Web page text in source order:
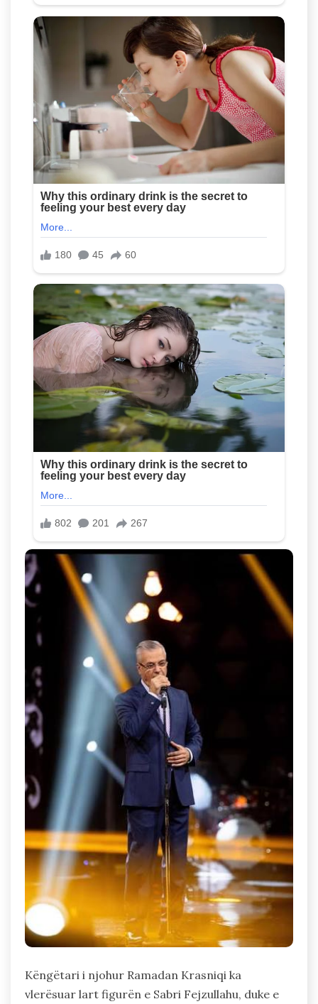
Këngëtari i njohur Ramadan Krasniqi ka
vlerësuar lart figurën e Sabri Fejzullahu, duke e